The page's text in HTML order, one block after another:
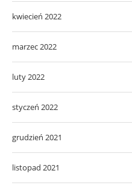
kwiecień 2022
marzec 2022
luty 2022
styczeń 2022
grudzień 2021
listopad 2021